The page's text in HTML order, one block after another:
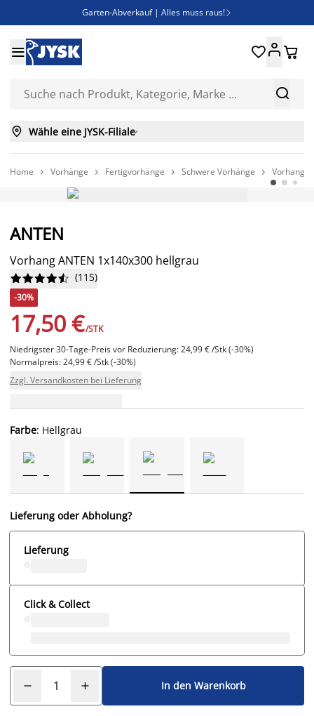
Garten-Abverkauf | Alles muss raus! 
Bist du Unternehmer? Entdecke JYSK-B2B
Esszimmerstuhl ADSLEV um nur 40€


 
 Wähle eine JYSK-Filiale
Home  Vorhänge  Fertigvorhänge  Schwere Vorhänge  Vorhang
ANTEN
Vorhang ANTEN 1x140x300 hellgrau





 (115)
-30%
17,50 €/STK
Niedrigster 30-Tage-Preis vor Reduzierung: 24,99 € /Stk (-30%)
Normalpreis: 24,99 € /Stk (-30%)
Zzgl. Versandkosten bei Lieferung
Farbe: Hellgrau
Lieferung oder Abholung?
Lieferung
Click & Collect
In den Warenkorb